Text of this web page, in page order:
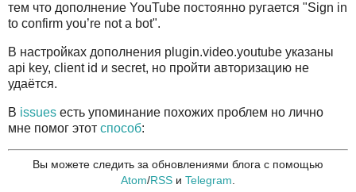
тем что дополнение YouTube постоянно ругается "Sign in
to confirm you’re not a bot".
В настройках дополнения plugin.video.youtube указаны
api key, client id и secret, но пройти авторизацию не
удаётся.
В issues есть упоминание похожих проблем но лично
мне помог этот способ:
Вы можете следить за обновлениями блога с помощью
Atom/RSS и Telegram